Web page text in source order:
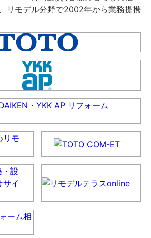
リモデル分野で2002年から業務提携